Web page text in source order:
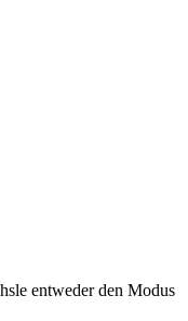
entweder den Modus